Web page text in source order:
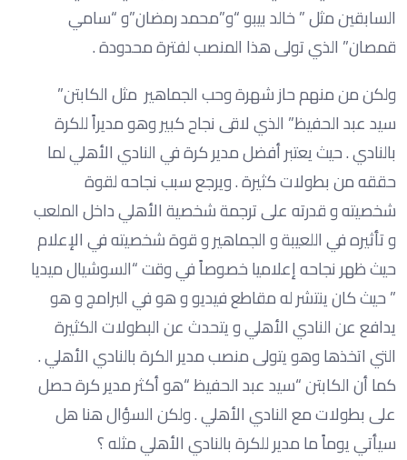
السابقين مثل ” خالد بيبو “و”محمد رمضان”و “سامي
قمصان” الذي تولى هذا المنصب لفترة محدودة .
ولكن من منهم حاز شهرة وحب الجماهير مثل الكابتن”
سيد عبد الحفيظ” الذي لاقى نجاح كبير وهو مديراً للكرة
بالنادي . حيث يعتبر أفضل مدير كرة في النادي الأهلي لما
حققه من بطولات كثيرة . ويرجع سبب نجاحه لقوة
شخصيته و قدرته على ترجمة شخصية الأهلي داخل الملعب
و تأثيره في اللعيبة و الجماهير و قوة شخصيته في الإعلام
حيث ظهر نجاحه إعلاميا خصوصاً في وقت “السوشيال ميديا
” حيث كان ينتشر له مقاطع فيديو و هو في البرامج و هو
يدافع عن النادي الأهلي و يتحدث عن البطولات الكثيرة
التي اتخذها وهو يتولى منصب مدير الكرة بالنادي الأهلي .
كما أن الكابتن “سيد عبد الحفيظ “هو أكثر مدير كرة حصل
على بطولات مع النادي الأهلي . ولكن السؤال هنا هل
سيأتي يوماً ما مدير للكرة بالنادي الأهلي مثله ؟